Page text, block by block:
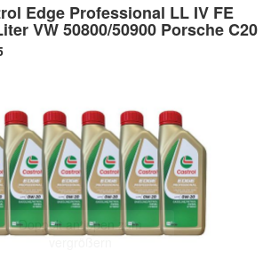
Edge Professional LL IV FE
VW 50800/50900 Porsche C20
Doppelt antippen zum
vergrößern